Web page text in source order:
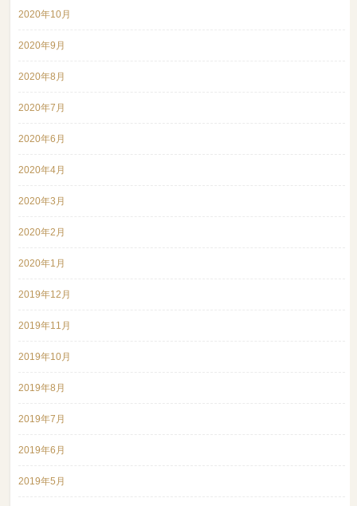
2020年10月
2020年9月
2020年8月
2020年7月
2020年6月
2020年4月
2020年3月
2020年2月
2020年1月
2019年12月
2019年11月
2019年10月
2019年8月
2019年7月
2019年6月
2019年5月